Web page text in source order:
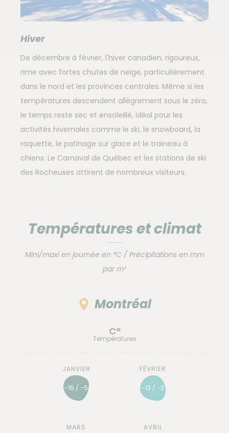
Hiver
De décembre à février, l'hiver canadien, rigoureux,
rime avec fortes chutes de neige, particulièrement
dans le nord et les provinces centrales. Même si les
températures descendent allègrement sous le zéro,
le temps reste sec et ensoleillé, idéal pour les
activités hivernales comme le ski, le snowboard, la
raquette, le patinage sur glace et le traineau à
chiens. Le Carnaval de Québec et les stations de ski
des Rocheuses attirent de nombreux visiteurs.
Températures et climat
Mini/maxi en journée en °C / Précipitations en mm
par m²
Montréal
C°
Températures
-15 / -5 -13 / -3